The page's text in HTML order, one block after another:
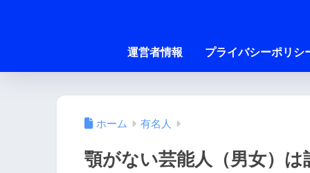
運営者情報 プライバシーポリシ
ホーム 有名人
顎がない芸能人（男女）